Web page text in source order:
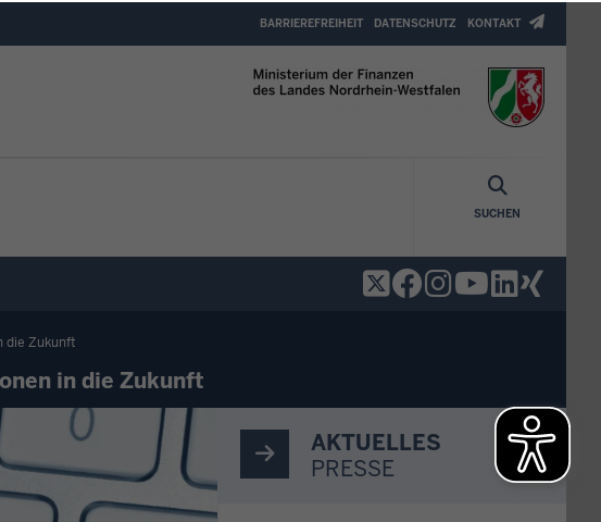
Top
Menu
BARRIEREFREIHEIT DATENSCHUTZ KONTAKT
SUCHEN
die Zukunft
in die Zukunft
AKTUELLES
PRESSE